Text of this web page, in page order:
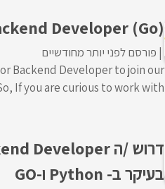
Developer (Go)
פורסם לפני יותר מחודשיים
Backend Developer to join our
If you are curious to work with ...
בעיקר ב- Python ו-GO